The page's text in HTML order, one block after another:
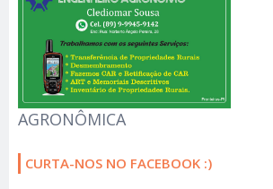
AGRONÔMICA
CURTA-NOS NO FACEBOOK :)